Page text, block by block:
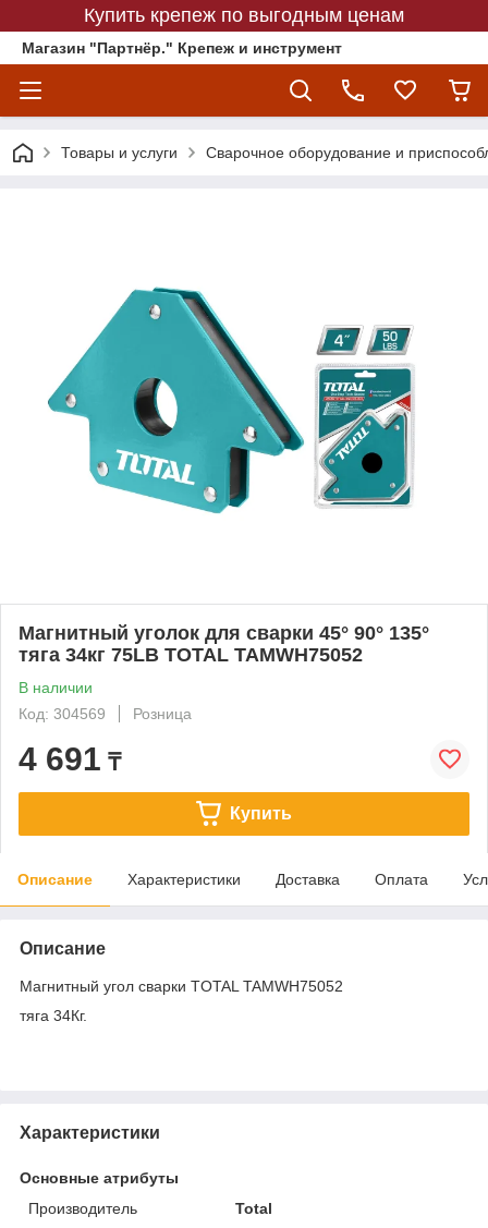
Купить крепеж по выгодным ценам
Магазин "Партнёр." Крепеж и инструмент
Товары и услуги Сварочное оборудование и
Магнитный уголок для сварки 45° 90° 135°
тяга 34кг 75LB ТОТАL TAMWH75052
В наличии
Код: 304569
Розница
4 691 ₸
Купить
Описание Характеристики Доставка Оплата
Описание
Магнитный угол сварки TOTAL TAMWH75052
тяга 34Кг.
Характеристики
Основные атрибуты
Производитель
Total